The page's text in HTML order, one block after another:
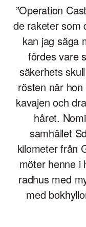
”Operation
de raketer som
kan jag säga
fördes vare
säkerhets
rösten när
kavajen och
håret.
samhället
kilometer från
möter henne i
radhus med
med